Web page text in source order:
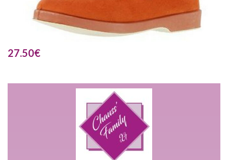
27.50€